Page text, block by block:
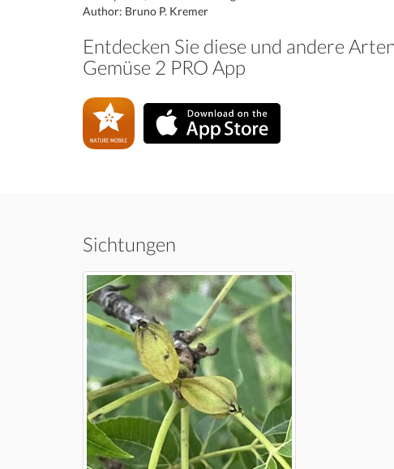
Author: Bruno P. Kremer
Entdecken Sie diese und andere
Gemüse 2 PRO App
Sichtungen